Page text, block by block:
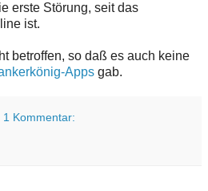
erste Störung, seit das
ist.
betroffen, so daß es auch keine
Apps gab.
1 Kommentar: